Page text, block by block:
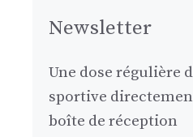
Newsletter
Une dose régulière
sportive
boîte de réception